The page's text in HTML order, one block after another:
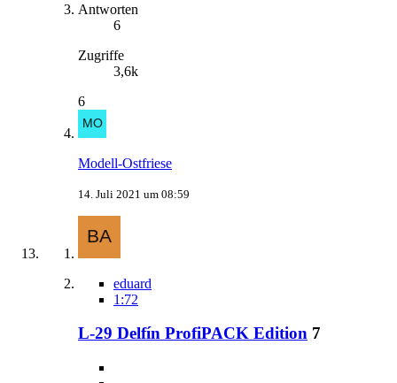
Antworten
6
Zugriffe
3,6k
6
Modell-Ostfriese
14. Juli 2021 um 08:59
eduard
1:72
L-29 Delfín ProfiPACK Edition 7